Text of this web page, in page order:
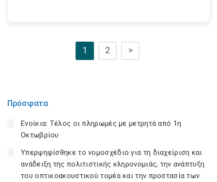
Πρόσφατα
Ενοίκια: Τέλος οι πληρωμές με μετρητά από 1η
Οκτωβρίου
Υπερψηφίσθηκε το νομοσχέδιο για τη διαχείριση και
ανάδειξη της πολιτιστικής κληρονομιάς, την ανάπτυξη
του οπτικοακουστικού τομέα και την προστασία των
1 2 >